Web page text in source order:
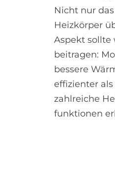
Nicht nur
Heizkörper
Aspekt sollte
beitragen:
bessere
effizienter
zahlreiche
funktionen